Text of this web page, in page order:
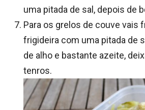
uma pitada de sal, depois de
Para os grelos de couve vais
frigideira com uma pitada de
de alho e bastante azeite,
tenros.